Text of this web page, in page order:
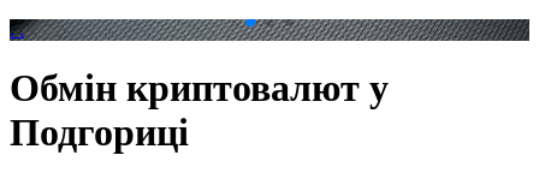
. .
Обмін криптовалют у
Подгориці